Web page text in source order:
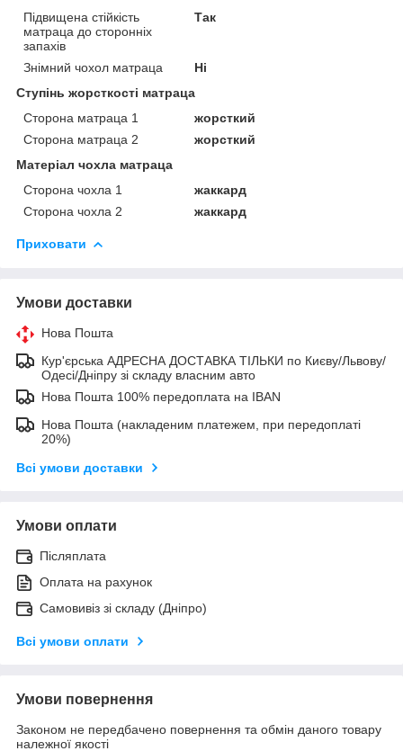
Підвищена стійкість
матраца до сторонніх
запахів
Так
Знімний чохол матраца
Ні
Ступінь жорсткості матраца
Сторона матраца 1
жорсткий
Сторона матраца 2
жорсткий
Матеріал чохла матраца
Сторона чохла 1
жаккард
Сторона чохла 2
жаккард
Приховати
Умови доставки
Нова Пошта
Кур'єрська АДРЕСНА ДОСТАВКА ТІЛЬКИ по Києву/Львову/
Одесі/Дніпру зі складу власним авто
Нова Пошта 100% передоплата на IBAN
Нова Пошта (накладеним платежем, при передоплаті
20%)
Всі умови доставки
Умови оплати
Післяплата
Оплата на рахунок
Самовивіз зі складу (Дніпро)
Всі умови оплати
Умови повернення
Законом не передбачено повернення та обмін даного товару
належної якості